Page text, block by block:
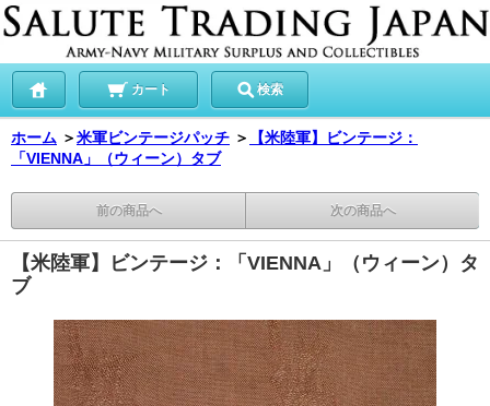
カート 検索
ホーム ＞米軍ビンテージパッチ ＞
【米陸軍】ビンテージ：
「VIENNA」（ウィーン）タブ
前の商品へ 次の商品へ
【米陸軍】ビンテージ：「VIENNA」（ウィーン）タ
ブ